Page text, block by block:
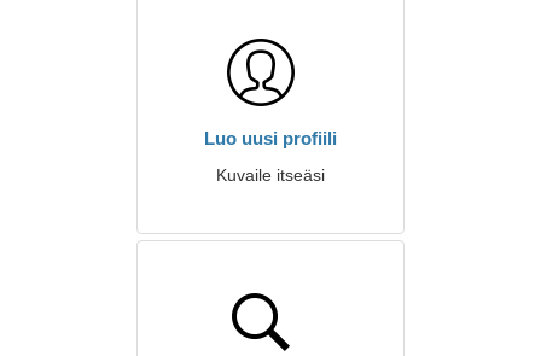
Luo uusi profiili
Kuvaile itseäsi